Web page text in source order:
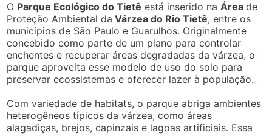
O Parque Ecológico do Tietê está inserido naÁreade
Proteção Ambiental da Várzea do Rio Tietê, entre os
municípios de São Paulo e Guarulhos. Originalmente
concebido como parte de um plano para controlar
enchentes e recuperar áreas degradadas da várzea, o
parque aproveita esse modelo de uso do solo para
preservar ecossistemas e oferecer lazer à população.
Com variedade de habitats, o parque abriga ambientes
heterogêneos típicos da várzea, como áreas
alagadiças, brejos, capinzais e lagoas artificiais. Essa